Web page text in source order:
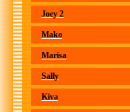
Joey 2
Mako
Marisa
Sally
Kiva